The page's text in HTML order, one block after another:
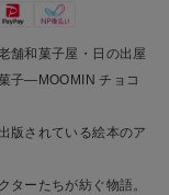
舗和菓子屋・日の出屋
子―MOOMIN チョコ
版されている絵本のア
ターたちが紡ぐ物語。